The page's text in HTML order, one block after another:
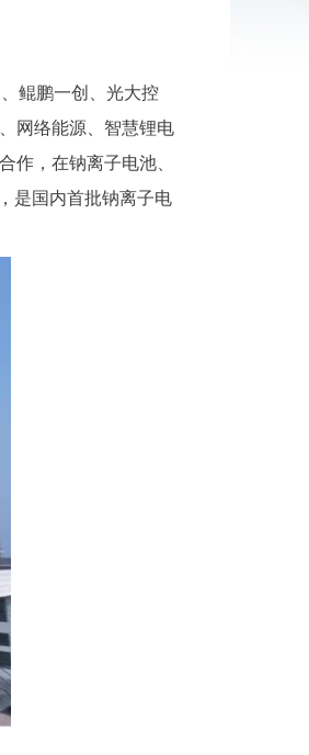
鲲鹏一创、光大控
网络能源、智慧锂电
作，在钠离子电池、
是国内首批钠离子电